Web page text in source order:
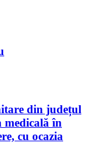
din județul
medicală în
cu ocazia